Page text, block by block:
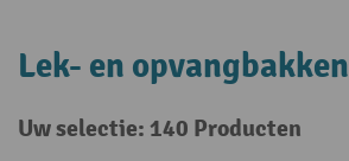
Lek- en opvangbakken
Uw selectie: 140 Producten